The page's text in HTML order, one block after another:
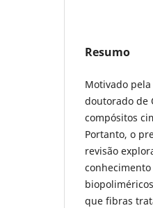
Resumo
Motivado
doutorado de
compósitos
Portanto, o
revisão
que fibras